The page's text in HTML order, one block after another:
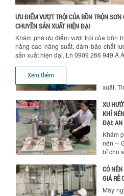
ƯU ĐIỂM VƯỢT TRỘI CỦA BỒN TRỘN SƠN
CHUYỀN SẢN XUẤT HIỆN ĐẠI
Khám phá ưu điểm vượt trội của bồn
nâng cao năng suất, đảm bảo chất
sản xuất hiện đại. Lh 0909 266 949 Á
Xem thêm
Chọn
ưu chi
xuất.
XU
KHÍ
ĐẠI: AN
bỉ cho
CÓ
GIÁ RẺ
Máy
phù
phân
5 LỢI
KHUẤY
Khám